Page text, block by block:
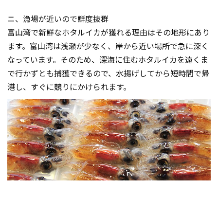
ニ、漁場が近いので鮮度抜群
富山湾で新鮮なホタルイカが獲れる理由はその地形にあり
ます。富山湾は浅瀬が少なく、岸から近い場所で急に深く
なっています。そのため、深海に住むホタルイカを遠くま
で行かずとも捕獲できるので、水揚げしてから短時間で帰
港し、すぐに競りにかけられます。